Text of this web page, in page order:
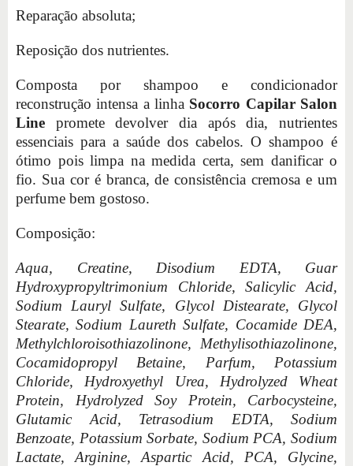
Reparação absoluta;
Reposição dos nutrientes.
Composta por shampoo e condicionador
reconstrução intensa a linha Socorro Capilar Salon
Line promete devolver dia após dia, nutrientes
essenciais para a saúde dos cabelos. O shampoo é
ótimo pois limpa na medida certa, sem danificar o
fio. Sua cor é branca, de consistência cremosa e um
perfume bem gostoso.
Composição:
Aqua, Creatine, Disodium EDTA, Guar
Hydroxypropyltrimonium Chloride, Salicylic Acid,
Sodium Lauryl Sulfate, Glycol Distearate, Glycol
Stearate, Sodium Laureth Sulfate, Cocamide DEA,
Methylchloroisothiazolinone, Methylisothiazolinone,
Cocamidopropyl Betaine, Parfum, Potassium
Chloride, Hydroxyethyl Urea, Hydrolyzed Wheat
Protein, Hydrolyzed Soy Protein, Carbocysteine,
Glutamic Acid, Tetrasodium EDTA, Sodium
Benzoate, Potassium Sorbate, Sodium PCA, Sodium
Lactate, Arginine, Aspartic Acid, PCA, Glycine,